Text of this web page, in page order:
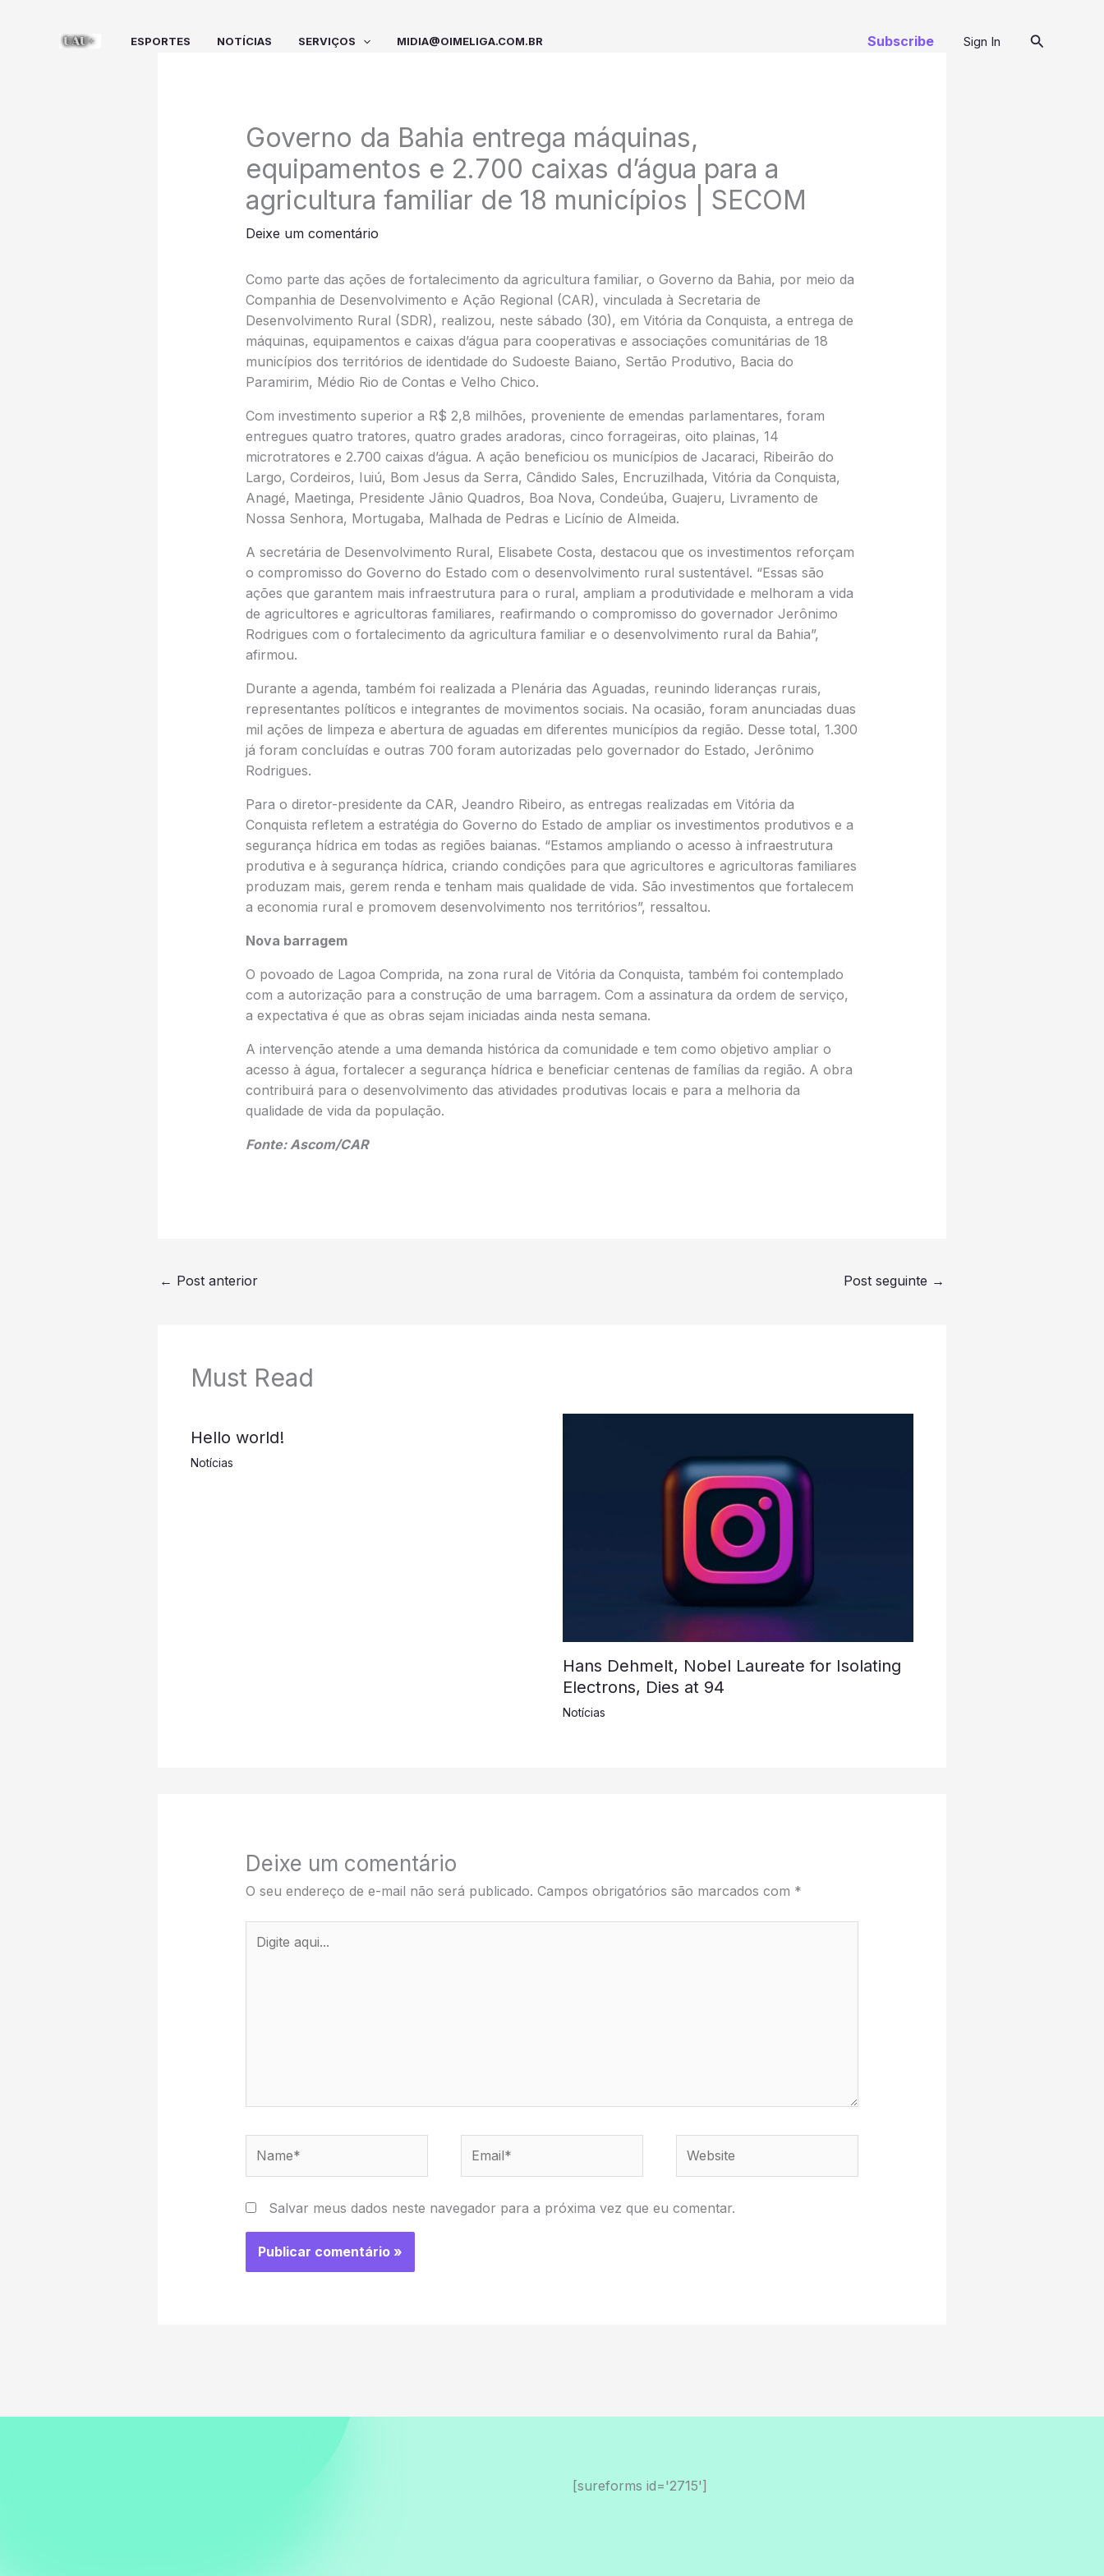
ESPORTES NOTÍCIAS SERVIÇOS MIDIA@OIMELIGA.COM.BR Subscribe Sign In Pesquisar
Governo da Bahia entrega máquinas,
equipamentos e 2.700 caixas d’água para a
agricultura familiar de 18 municípios | SECOM
Deixe um comentário
Como parte das ações de fortalecimento da agricultura familiar, o Governo da Bahia, por meio da
Companhia de Desenvolvimento e Ação Regional (CAR), vinculada à Secretaria de
Desenvolvimento Rural (SDR), realizou, neste sábado (30), em Vitória da Conquista, a entrega de
máquinas, equipamentos e caixas d’água para cooperativas e associações comunitárias de 18
municípios dos territórios de identidade do Sudoeste Baiano, Sertão Produtivo, Bacia do
Paramirim, Médio Rio de Contas e Velho Chico.
Com investimento superior a R$ 2,8 milhões, proveniente de emendas parlamentares, foram
entregues quatro tratores, quatro grades aradoras, cinco forrageiras, oito plainas, 14
microtratores e 2.700 caixas d’água. A ação beneficiou os municípios de Jacaraci, Ribeirão do
Largo, Cordeiros, Iuiú, Bom Jesus da Serra, Cândido Sales, Encruzilhada, Vitória da Conquista,
Anagé, Maetinga, Presidente Jânio Quadros, Boa Nova, Condeúba, Guajeru, Livramento de
Nossa Senhora, Mortugaba, Malhada de Pedras e Licínio de Almeida.
A secretária de Desenvolvimento Rural, Elisabete Costa, destacou que os investimentos reforçam
o compromisso do Governo do Estado com o desenvolvimento rural sustentável. “Essas são
ações que garantem mais infraestrutura para o rural, ampliam a produtividade e melhoram a vida
de agricultores e agricultoras familiares, reafirmando o compromisso do governador Jerônimo
Rodrigues com o fortalecimento da agricultura familiar e o desenvolvimento rural da Bahia”,
afirmou.
Durante a agenda, também foi realizada a Plenária das Aguadas, reunindo lideranças rurais,
representantes políticos e integrantes de movimentos sociais. Na ocasião, foram anunciadas duas
mil ações de limpeza e abertura de aguadas em diferentes municípios da região. Desse total, 1.300
já foram concluídas e outras 700 foram autorizadas pelo governador do Estado, Jerônimo
Rodrigues.
Para o diretor-presidente da CAR, Jeandro Ribeiro, as entregas realizadas em Vitória da
Conquista refletem a estratégia do Governo do Estado de ampliar os investimentos produtivos e a
segurança hídrica em todas as regiões baianas. “Estamos ampliando o acesso à infraestrutura
produtiva e à segurança hídrica, criando condições para que agricultores e agricultoras familiares
produzam mais, gerem renda e tenham mais qualidade de vida. São investimentos que fortalecem
a economia rural e promovem desenvolvimento nos territórios”, ressaltou.
Nova barragem
O povoado de Lagoa Comprida, na zona rural de Vitória da Conquista, também foi contemplado
com a autorização para a construção de uma barragem. Com a assinatura da ordem de serviço,
a expectativa é que as obras sejam iniciadas ainda nesta semana.
A intervenção atende a uma demanda histórica da comunidade e tem como objetivo ampliar o
acesso à água, fortalecer a segurança hídrica e beneficiar centenas de famílias da região. A obra
contribuirá para o desenvolvimento das atividades produtivas locais e para a melhoria da
qualidade de vida da população.
Fonte: Ascom/CAR
← Post anterior Post seguinte →
Must Read
Hello world!
Notícias
Hans Dehmelt, Nobel Laureate for Isolating
Electrons, Dies at 94
Notícias
Deixe um comentário
O seu endereço de e-mail não será publicado. Campos obrigatórios são marcados com *
aqui...
Salvar meus dados neste navegador para a próxima vez que eu comentar.
[sureforms id='2715']